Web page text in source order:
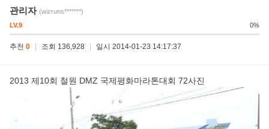
관리자 (wizruns*******)
LV.9
0%
추천 0 조회 136,928 일시 2014-01-23 14:17:37
2013 제10회 철원 DMZ 국제평화마라톤대회 72사진